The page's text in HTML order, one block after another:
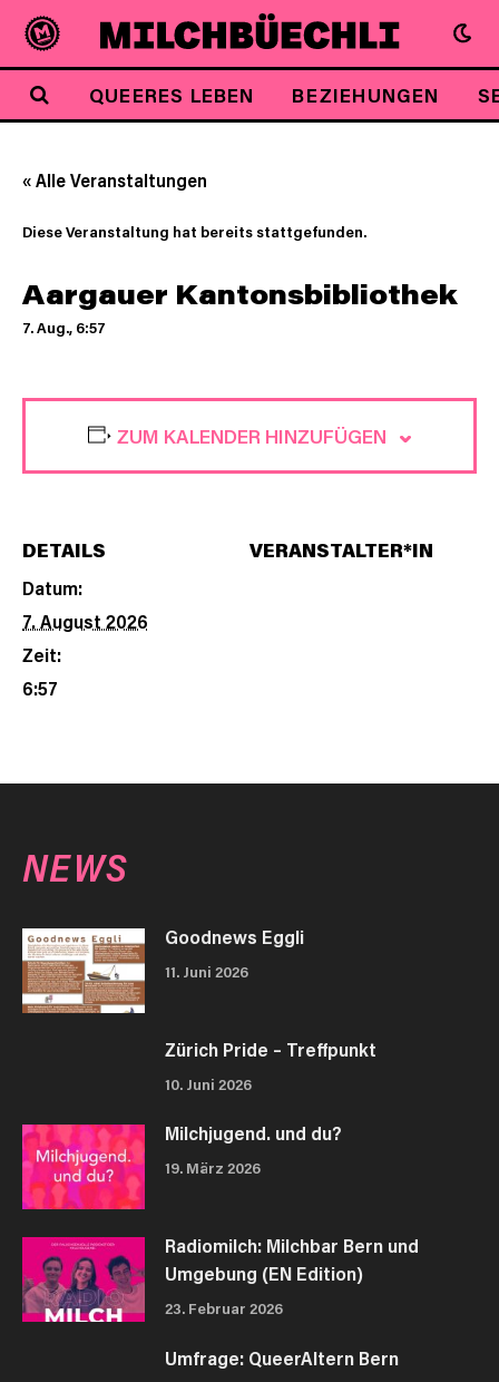
QUEERES LEBEN BEZIEHUNGEN
« Alle Veranstaltungen
Diese Veranstaltung hat bereits stattgefunden.
Aargauer Kantonsbibliothek
7. Aug., 6:57
ZUM KALENDER HINZUFÜGEN
DETAILS
Datum:
7. August 2026
Zeit:
6:57
VERANSTALTER*IN
NEWS
Goodnews Eggli
11. Juni 2026
Zürich Pride – Treffpunkt
10. Juni 2026
Milchjugend. und du?
19. März 2026
Radiomilch: Milchbar Bern und
Umgebung (EN Edition)
23. Februar 2026
Umfrage: QueerAltern Bern